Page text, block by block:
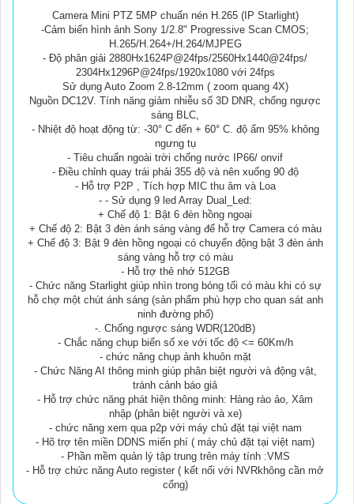
Camera Mini PTZ 5MP chuẩn nén H.265 (IP Starlight)
-Cảm biến hình ảnh Sony 1/2.8" Progressive Scan CMOS;
H.265/H.264+/H.264/MJPEG
- Độ phân giải 2880Hx1624P@24fps/2560Hx1440@24fps/
2304Hx1296P@24fps/1920x1080 với 24fps
Sử dụng Auto Zoom 2.8-12mm ( zoom quang 4X)
Nguồn DC12V. Tính năng giảm nhiễu số 3D DNR, chống ngược
sáng BLC,
- Nhiệt độ hoạt động từ: -30° C đến + 60° C. độ ẩm 95% không
ngưng tụ
- Tiêu chuẩn ngoài trời chống nước IP66/ onvif
- Điều chỉnh quay trái phải 355 độ và nên xuống 90 độ
- Hỗ trợ P2P , Tích hợp MIC thu âm và Loa
- - Sử dụng 9 led Array Dual_Led:
+ Chế độ 1: Bật 6 đèn hồng ngoại
+ Chế độ 2: Bật 3 đèn ánh sáng vàng để hỗ trợ Camera có màu
+ Chế độ 3: Bật 9 đèn hồng ngoại có chuyển động bật 3 đèn ánh
sáng vàng hỗ trợ có màu
- Hỗ trợ thẻ nhớ 512GB
- Chức năng Starlight giúp nhìn trong bóng tối có màu khi có sự
hỗ chợ một chút ánh sáng (sản phẩm phù hợp cho quan sát anh
ninh đường phố)
-. Chống ngược sáng WDR(120dB)
- Chắc năng chụp biển số xe với tốc độ <= 60Km/h
- chức năng chụp ảnh khuôn mặt
- Chức Năng AI thông minh giúp phân biệt người và động vật,
tránh cảnh báo giả
- Hỗ trợ chức năng phát hiện thông minh: Hàng rào ảo, Xâm
nhập (phân biệt người và xe)
- chức năng xem qua p2p với máy chủ đặt tại việt nam
- Hõ trợ tên miền DDNS miến phí ( máy chủ đặt tại việt nam)
- Phần mềm quản lý tập trung trên máy tính :VMS
- Hỗ trợ chức năng Auto register ( kết nối với NVRkhông cần mở
cổng)